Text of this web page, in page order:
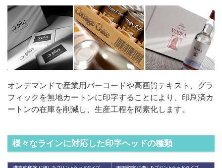
オンデマンドで産業用バーコードや高画質テキスト、グラ
フィックを無地カートンに印字することにより、印刷済カ
ートンの在庫を削減し、生産工程を簡素化します。
様々なラインに対応した印字ヘッドの種類